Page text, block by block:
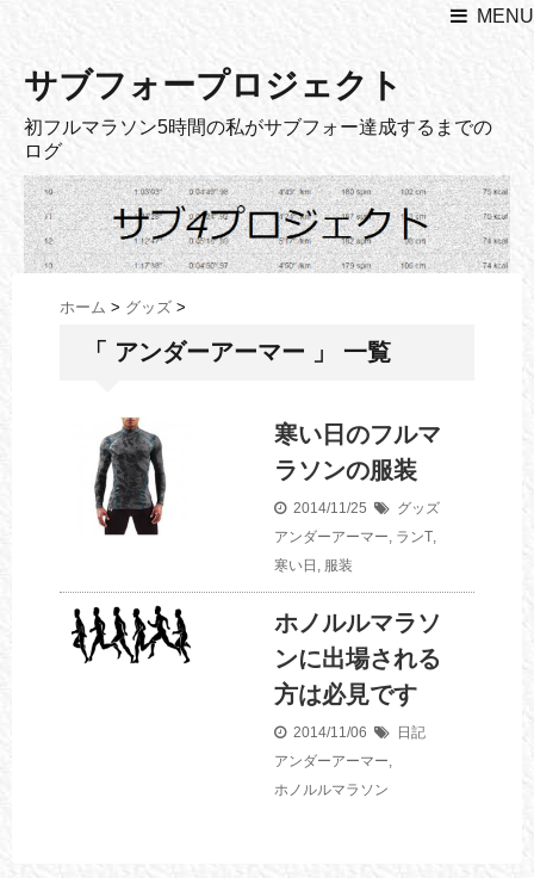
MENU
サブフォープロジェクト
初フルマラソン5時間の私がサブフォー達成するまでの
ログ
ホーム > グッズ >
「 アンダーアーマー 」 一覧
寒い日のフルマ
ラソンの服装
2014/11/25
グッズ
アンダーアーマー, ランT,
寒い日 , 服装
ホノルルマラソ
ンに出場される
方は必見です
2014/11/06
日記
アンダーアーマー,
ホノルルマラソン